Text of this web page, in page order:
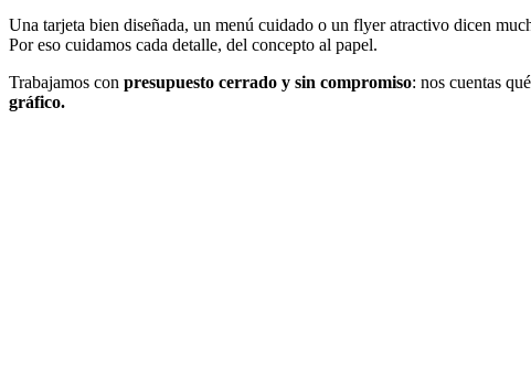
Una tarjeta bien diseñada, un menú cuidado o un flyer atractivo dicen
Por eso cuidamos cada detalle, del concepto al papel.
Trabajamos con presupuesto cerrado y sin compromiso: nos cuentas
gráfico.